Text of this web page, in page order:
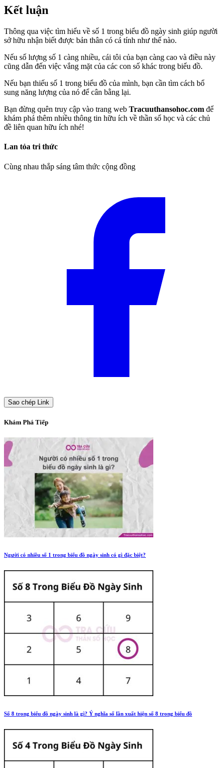
Kết luận
Thông qua việc tìm hiểu về số 1 trong biểu đồ ngày sinh giúp người
sở hữu nhận biết được bản thân có cá tính như thế nào.
Nếu số lượng số 1 càng nhiều, cái tôi của bạn càng cao và điều này
cũng dẫn đến việc vắng mặt của các con số khác trong biểu đồ.
Nếu bạn thiếu số 1 trong biểu đồ của mình, bạn cần tìm cách bổ
sung năng lượng của nó để cân bằng lại.
Bạn đừng quên truy cập vào trang web Tracuuthansohoc.com để
khám phá thêm nhiều thông tin hữu ích về thần số học và các chủ
đề liên quan hữu ích nhé!
Lan tỏa tri thức
Cùng nhau thắp sáng tâm thức cộng đồng
Sao chép Link
Khám Phá Tiếp
Người có nhiều số 1 trong biểu đồ ngày sinh có gì đặc biệt?
Số 8 trong biểu đồ ngày sinh là gì? Ý nghĩa số lần xuất hiện số 8 trong biểu đồ